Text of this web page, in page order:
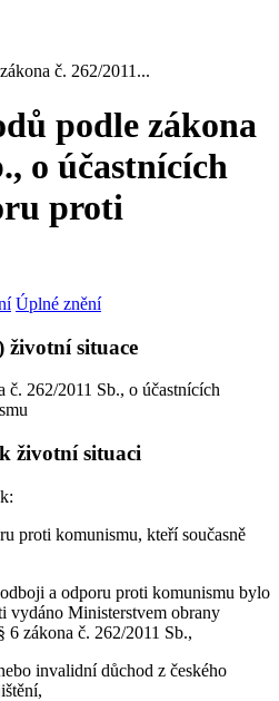
č. 262/2011...
podle zákona
o účastnících
proti
Úplné znění
životní situace
č. 262/2011 Sb., o účastnících
životní situaci
proti komunismu, kteří současně
a odporu proti komunismu bylo
vydáno Ministerstvem obrany
6 zákona č. 262/2011 Sb.,
invalidní důchod z českého